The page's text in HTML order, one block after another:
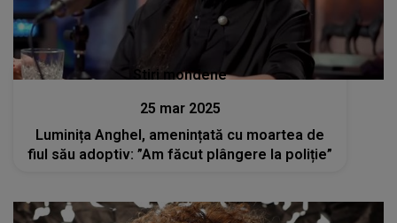
Stiri mondene
25 mar 2025
Luminița Anghel, amenințată cu moartea de
fiul său adoptiv: ”Am făcut plângere la poliție”